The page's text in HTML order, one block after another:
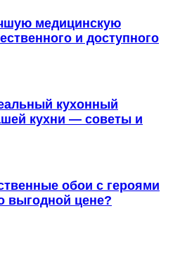
медицинскую
и доступного
кухонный
кухни — советы и
обои с героями
выгодной цене?